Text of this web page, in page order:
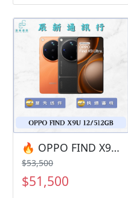
問題都歡迎洽群官方
LINE：@kjg6280d • 七日
鑑賞期內，如商品有問
題，請盡速向我們告知並
且協助處理 • 全新品為原
廠保固一年，中古機店家
保固15天 • 店家擁有隨時
修改、變更、暫停活動之
權利 下單前請先私訊和加
LINE來幫您安排快速審核
及回報審核進度 LINE
ID:@kjg6280d 大呼小叫
辰通訊行 雲林縣虎尾鎮林
森路二段200號 電話:05-
6339809 在地經營12年店
🔥 OPPO FIND X9U 12/512G 有額度快速過件 🎯 想換新機？現在就是最佳時機！現貨當天審件當天過件即可以馬上寄出
$53,500
$51,500